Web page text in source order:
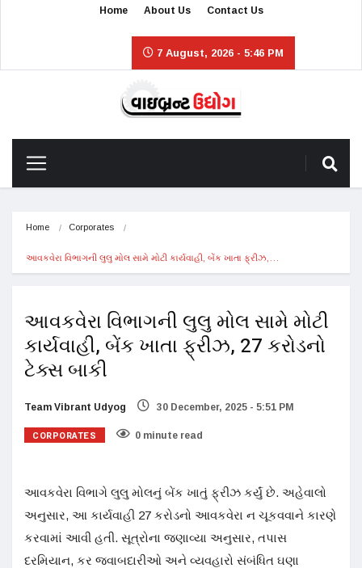
Home About Us Contact Us
7 August, 2026 - 5:46 PM
Home Corporates
આવકવેરા વિભાગની લુલુ મોલ સામે મોટી કાર્યવાહી, બેંક ખાતા ફ્રીઝ,…
આવકવેરા વિભાગની લુલુ મોલ સામે મોટી
કાર્યવાહી, બેંક ખાતા ફ્રીઝ, 27 કરોડનો
ટેક્સ બાકી
Team Vibrant Udyog 30 December, 2025 - 5:51 PM
CORPORATES 0 minute read
આવકવેરા વિભાગે લુલુ મોલનું બેંક ખાતું ફ્રીઝ કર્યું છે. અહેવાલો
અનુસાર, આ કાર્યવાહી 27 કરોડનો આવકવેરા ન ચૂકવવાને કારણે
કરવામાં આવી હતી. સૂત્રોના જણાવ્યા અનુસાર, તપાસ
દરમિયાન, કર જવાબદારીઓ અને વ્યવહારો સંબંધિત ઘણા